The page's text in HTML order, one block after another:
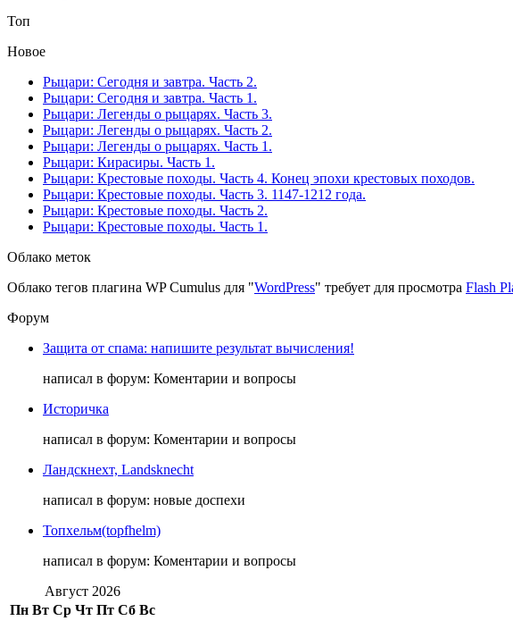
Топ
Новое
Рыцари: Сегодня и завтра. Часть 2.
Рыцари: Сегодня и завтра. Часть 1.
Рыцари: Легенды о рыцарях. Часть 3.
Рыцари: Легенды о рыцарях. Часть 2.
Рыцари: Легенды о рыцарях. Часть 1.
Рыцари: Кирасиры. Часть 1.
Рыцари: Крестовые походы. Часть 4. Конец эпохи крестовых походов.
Рыцари: Крестовые походы. Часть 3. 1147-1212 года.
Рыцари: Крестовые походы. Часть 2.
Рыцари: Крестовые походы. Часть 1.
Облако меток
Облако тегов плагина WP Cumulus для "WordPress" требует для просмотра Flash
Форум
Защита от спама: напишите результат вычисления!
написал в форум: Коментарии и вопросы
Историчка
написал в форум: Коментарии и вопросы
Ландскнехт, Landsknecht
написал в форум: новые доспехи
Топхельм(topfhelm)
написал в форум: Коментарии и вопросы
Август 2026
Пн Вт Ср Чт Пт Сб Вс